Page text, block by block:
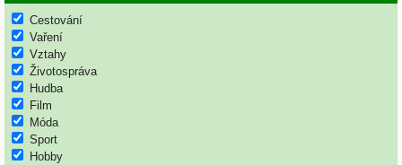
Cestování
Vaření
Vztahy
Životospráva
Hudba
Film
Móda
Sport
Hobby